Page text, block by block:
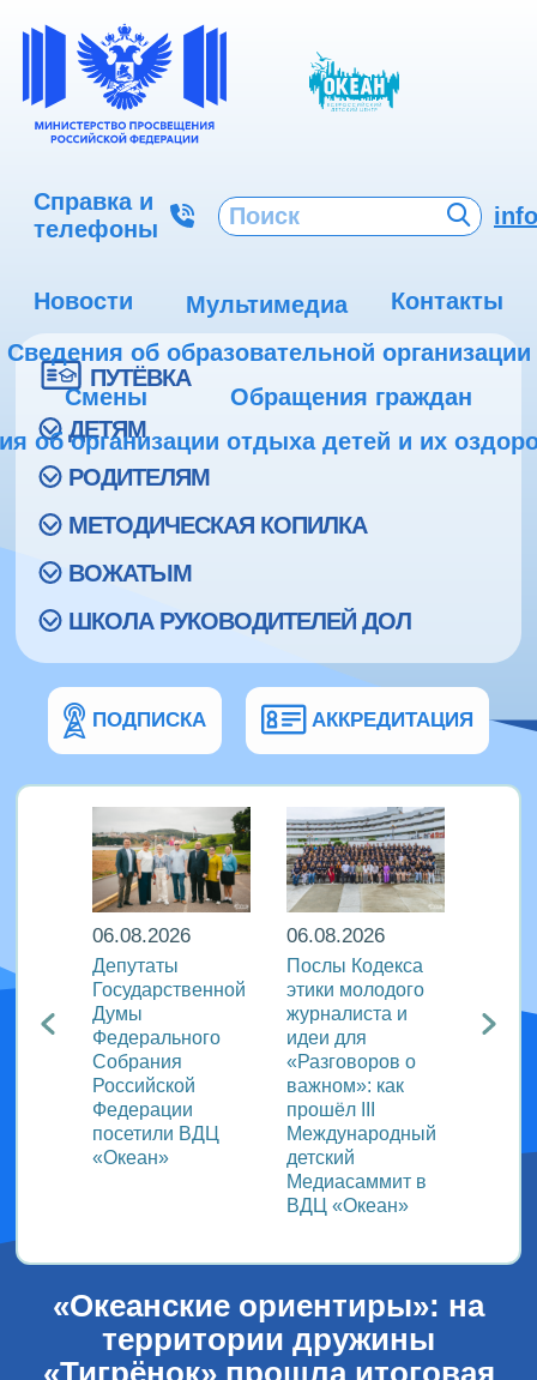
Справка и
телефоны
Новости Мультимедиа
Контакты
Сведения об образовательной организации
Смены
Обращения граждан
об организации отдыха детей и их
ПУТЁВКА
ДЕТЯМ
РОДИТЕЛЯМ
МЕТОДИЧЕСКАЯ КОПИЛКА
ВОЖАТЫМ
ШКОЛА РУКОВОДИТЕЛЕЙ ДОЛ
ПОДПИСКА АККРЕДИТАЦИЯ
в
06.08.2026
Депутаты
Государственной
Думы
Федерального
Собрания
Российской
Федерации
посетили ВДЦ
«Океан»
06.08.2026
Послы Кодекса
этики молодого
журналиста и
идеи для
«Разговоров о
важном»: как
прошёл ІІІ
Международный
детский
Медиасаммит в
ВДЦ «Океан»
«Океанские ориентиры»: на
территории дружины
«Тигрёнок» прошла итоговая